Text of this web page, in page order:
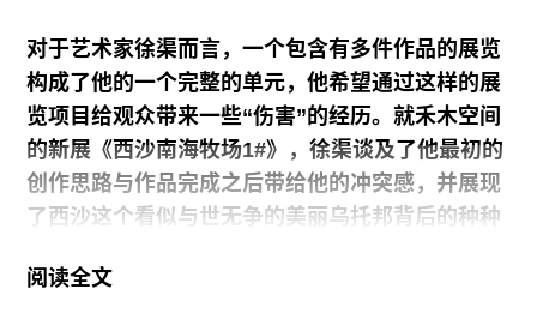
对于艺术家徐渠而言，一个包含有多件作品的展览
构成了他的一个完整的单元，他希望通过这样的展
览项目给观众带来一些“伤害”的经历。就禾木空间
的新展《西沙南海牧场1#》，徐渠谈及了他最初的
创作思路与作品完成之后带给他的冲突感，并展现
了西沙这个看似与世无争的美丽乌托邦背后的种种
阅读全文